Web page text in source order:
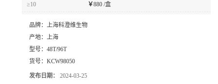
≥10 ￥880 /盒
品牌：
上海科澄维生物
产地：
上海
型号： 48T/96T
货号： KCW98050
发布日期： 2024-03-25